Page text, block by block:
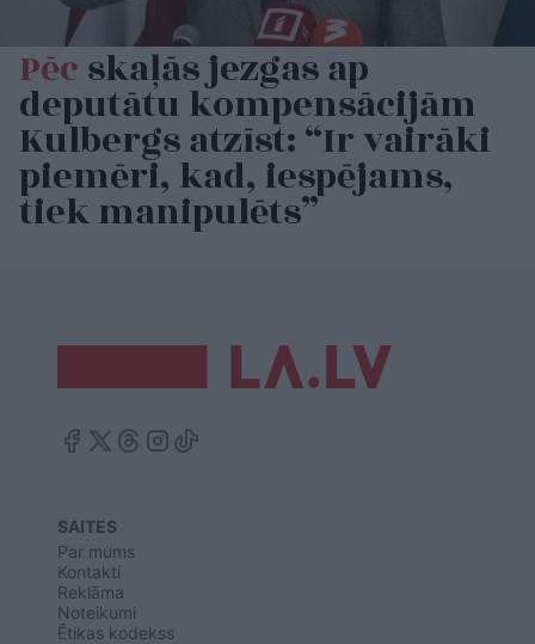
Pēcskaļās jezgas ap
deputātu kompensācijām
Kulbergs atzīst: “Ir vairāki
piemēri, kad, iespējams,
tiek manipulēts”
SAITES
Par mums
Kontakti
Reklāma
Noteikumi
Ētikas kodekss